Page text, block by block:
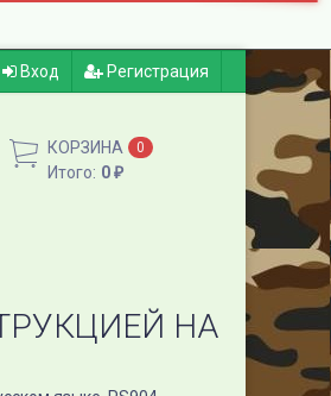
Вход Регистрация
КОРЗИНА 0
Итого: 0 ₽
НА